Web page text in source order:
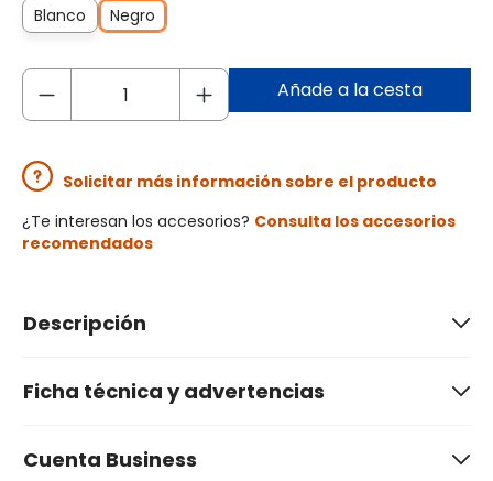
Blanco Negro
Añade a la cesta
Solicitar más información sobre el producto
¿Te interesan los accesorios? Consulta los accesorios
recomendados
Descripción
Ficha técnica y advertencias
Cuenta Business